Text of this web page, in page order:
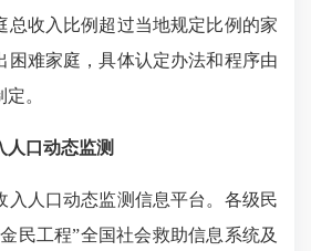
总收入比例超过当地规定比例的家
困难家庭，具体认定办法和程序由
。
人口动态监测
人口动态监测信息平台。各级民
民工程”全国社会救助信息系统及